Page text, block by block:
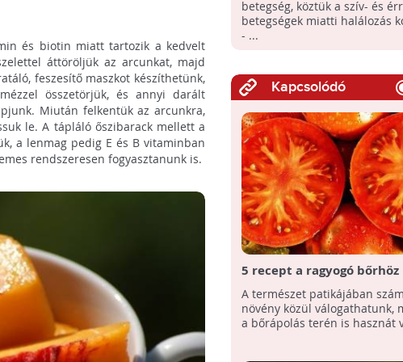
és biotin miatt tartozik a kedvelt
áttöröljük az arcunkat, majd
feszesítő maszkot készíthetünk,
összetörjük, és annyi darált
Miután felkentük az arcunkra,
le. A tápláló őszibarack mellett a
a lenmag pedig E és B vitaminban
rendszeresen fogyasztanunk is.
kockázatát?
betegség, köztük a szív- és
betegségek miatti halálozás
- ...
Kapcsolódó
5 recept a ragyogó bőrhöz
A természet patikájában
növény közül válogathatunk,
a bőrápolás terén is hasznát